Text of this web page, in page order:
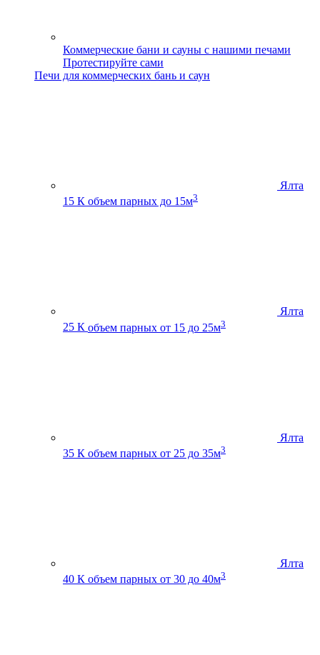
Коммерческие бани и сауны с нашими печами
Протестируйте сами
Печи для коммерческих бань и саун
Ялта
15 К объем парных до 15м3
Ялта
25 К объем парных от 15 до 25м3
Ялта
35 К объем парных от 25 до 35м3
Ялта
40 К объем парных от 30 до 40м3